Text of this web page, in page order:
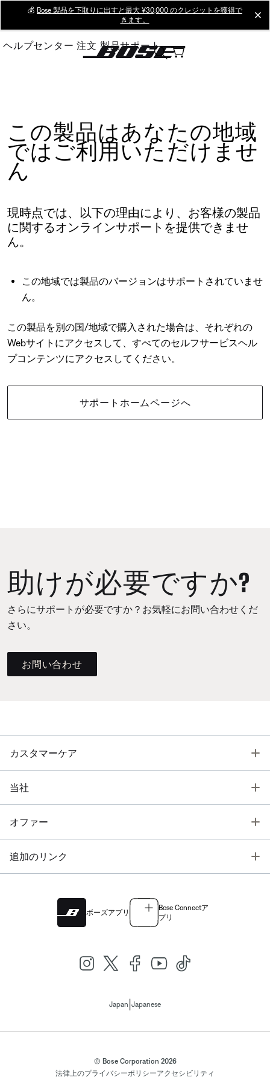
Main
💰 Bose 製品を下取りに出すと最大 ¥30,000 のクレジットを獲得で
きます。
ヘルプセンター 注文 製品サポート
この製品はあなたの地域
ではご利用いただけませ
ん
現時点では、以下の理由により、お客様の製品
に関するオンラインサポートを提供できませ
ん。
この地域では製品のバージョンはサポートされていませ
ん。
この製品を別の国/地域で購入された場合は、それぞれの
Webサイトにアクセスして、すべてのセルフサービスヘル
プコンテンツにアクセスしてください。
サポートホームページへ
助けが必要ですか?
さらにサポートが必要ですか？お気軽にお問い合わせくだ
さい。
お問い合わせ
カスタマーケア
当社
オファー
追加のリンク
ボーズアプリ
Bose Connectア
プリ
Japan Japanese
© Bose Corporation 2026
法律上のプライバシーポリシーアクセシビリティ